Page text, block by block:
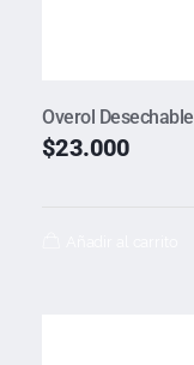
Overol Desechable
$23.000